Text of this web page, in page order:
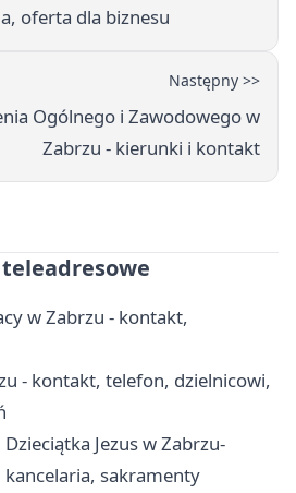
oferta dla biznesu
Następny >>
Ogólnego i Zawodowego w
Zabrzu - kierunki i kontakt
w Zabrzu - kontakt,
- kontakt, telefon, dzielnicowi,
Jezus w Zabrzu-
kancelaria, sakramenty